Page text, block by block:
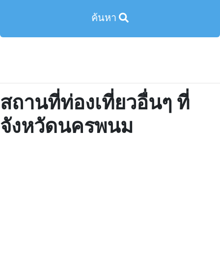
ค้นหา
สถานที่ท่องเที่ยวอื่นๆ ที่
จังหวัดนครพนม